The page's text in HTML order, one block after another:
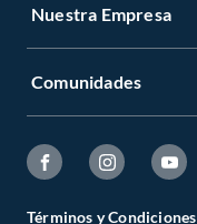
Nuestra Empresa
Comunidades
Términos y Condiciones